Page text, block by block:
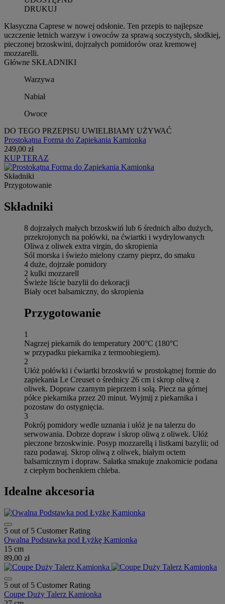
DRUKUJ
Klasyczna Caprese w nowej odsłonie. Ten przepis to najlepsze
uczczenie letnich warzyw i owoców za sprawą soczystych, słodkiej,
pieczonej brzoskwini, dojrzałych pomidorów oraz kremowej
mozzarelli.
Główne SKŁADNIKI
Warzywa
Nabiał
Owoce
DO TEGO PRZEPISU UWIELBIAMY UŻYWAĆ
Prostokątna Forma do Zapiekania Kamionka
249,00 zł
KUP TERAZ
Składniki
Przygotowanie
Składniki
8 dojrzałych małych brzoskwiń lub 6 średnich albo dużych,
przekrojonych na połówki, na ćwiartki i wydrylowanych
Oliwa z oliwek extra virgin, do skropienia
Sól morska i świeżo mielony czarny pieprz, do smaku
4 duże, dojrzałe pomidory
2 kulki mozzarell
Świeże liście bazylii do dekoracji
Biały ocet balsamiczny, do skropienia
Przygotowanie
1
Nagrzej piekarnik do temperatury 200°C (180°C
w przypadku piekarnika z termoobiegiem).
2
Ułóż połówki i ćwiartki brzoskwiń w prostokątnej formie do
zapiekania Le Creuset o średnicy 26 cm i skrop oliwą z
oliwek. Dopraw czarnym pieprzem i solą. Piecz na górnej
półce piekarnika przez 20 minut. Wyjmij z piekarnika i
pozostaw do ostygnięcia.
3
Pokrój pomidory wedle uznania i ułóż je na talerzu do
serwowania. Dobrze dopraw i skrop oliwą z oliwek. Ułóż
pieczone brzoskwinie. Posyp mozzarellą i listkami bazylii; od
razu podawaj. Skrop oliwą z oliwek, białym octem
balsamicznym i dopraw. Sałatka smakuje znakomicie podana
z ciepłym bochenkiem chleba.
Idealne akcesoria
5 out of 5 Customer Rating
Owalna Podstawka pod Łyżkę Kamionka
15 cm
89,00 zł
5 out of 5 Customer Rating
Coupe Duży Talerz Kamionka